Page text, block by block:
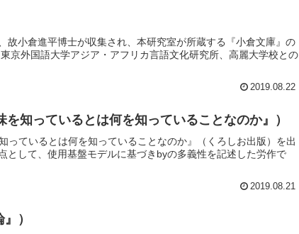
故小倉進平博士が収集され、本研究室が所蔵する『小倉文庫』の
京外国語大学アジア・アフリカ言語文化研究所、高麗大学校との
2019.08.22
知っているとは何を知っていることなのか』）
っているとは何を知っていることなのか』（くろしお出版）を出
として、使用基盤モデルに基づきbyの多義性を記述した労作で
2019.08.21
）